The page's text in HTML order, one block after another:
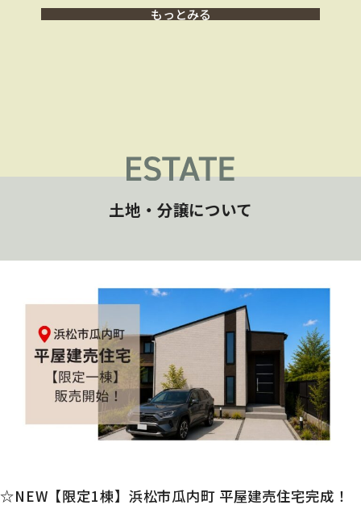
もっとみる
土地・分譲について
☆NEW【限定1棟】浜松市瓜内町 平屋建売住宅完成！